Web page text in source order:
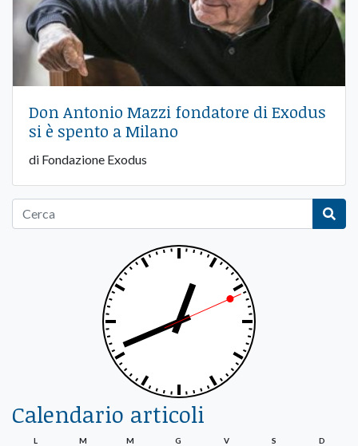
Don Antonio Mazzi fondatore di Exodus
si è spento a Milano
di Fondazione Exodus
Calendario articoli
L M M G V S D